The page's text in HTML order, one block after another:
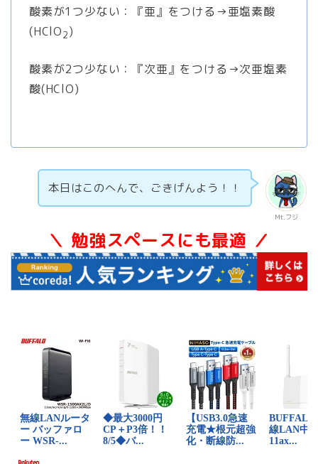
酸素が1つ少ない：『亜』をつける→亜塩素酸
(HClO2)
酸素が2つ少ない：『次亜』をつける→次亜塩素
酸(HClO)
Mt.フジ
本日はこのへんで、ごきげんよう！！
＼ 勉強スペースにも最適 ／